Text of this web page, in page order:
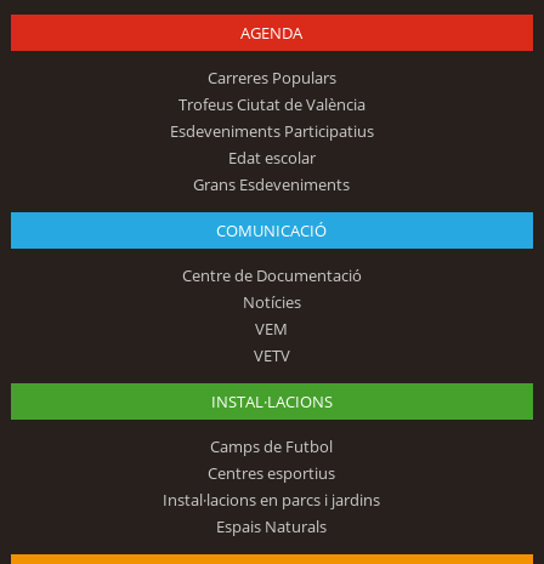
AGENDA
Carreres Populars
Trofeus Ciutat de València
Esdeveniments Participatius
Edat escolar
Grans Esdeveniments
COMUNICACIÓ
Centre de Documentació
Notícies
VEM
VETV
INSTAL·LACIONS
Camps de Futbol
Centres esportius
Instal·lacions en parcs i jardins
Espais Naturals